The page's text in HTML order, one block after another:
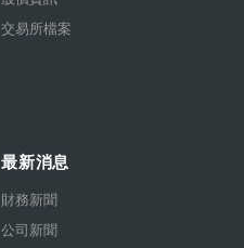
交易所檔案
最新消息
財務新聞
公司新聞